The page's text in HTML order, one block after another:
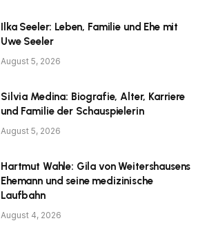
Ilka Seeler: Leben, Familie und Ehe mit
Uwe Seeler
August 5, 2026
Silvia Medina: Biografie, Alter, Karriere
und Familie der Schauspielerin
August 5, 2026
Hartmut Wahle: Gila von Weitershausens
Ehemann und seine medizinische
Laufbahn
August 4, 2026